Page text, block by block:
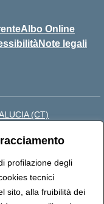
profilazione degli
tecnici
sito, alla fruibilità dei
Albo Online
Note legali
(CT)
(IPA):